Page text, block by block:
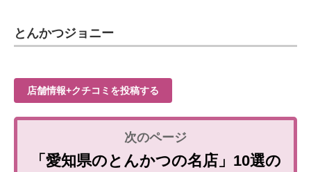
とんかつジョニー
店舗情報+クチコミを投稿する
「愛知県のとんかつの名店」10選の